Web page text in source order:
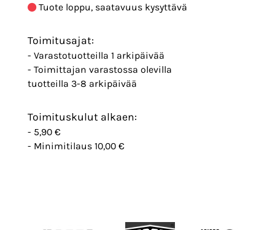
Tuote loppu, saatavuus kysyttävä
Toimitusajat:
- Varastotuotteilla 1 arkipäivää
- Toimittajan varastossa olevilla
tuotteilla 3-8 arkipäivää
Toimituskulut alkaen:
- 5,90 €
- Minimitilaus 10,00 €